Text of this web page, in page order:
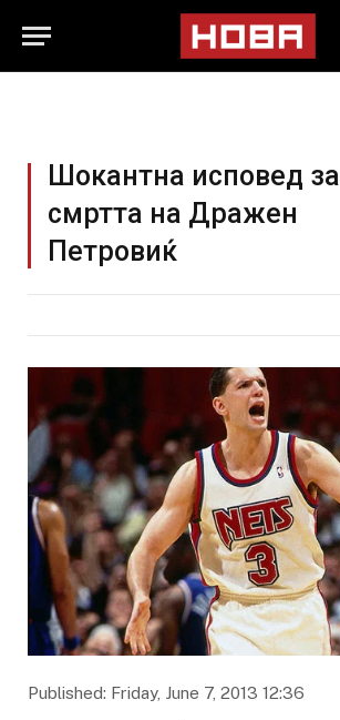
Шокантна исповед за
смртта на Дражен
Петровиќ
Published: Friday, June 7, 2013 12:36